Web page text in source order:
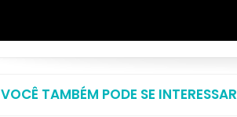
VOCÊ TAMBÉM PODE SE INTERESSAR